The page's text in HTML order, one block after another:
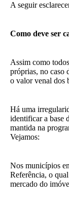
A seguir
Como deve ser
Assim como
próprias, no caso
o valor venal dos
Há uma
identificar a base
mantida na
Vejamos:
Nos municípios
Referência, o
mercado do